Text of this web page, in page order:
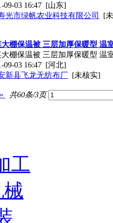
09-03 16:47 [山东]
光市绿帆农业科技有限公司
[
棚保温被 三层加厚保暖型 温
棚保温被 三层加厚保暖型 温
09-03 16:47 [河北]
新县飞龙无纺布厂 [未核实]
共60条/3页
工